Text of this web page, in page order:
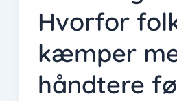
Hvorfor
kæmper
håndtere